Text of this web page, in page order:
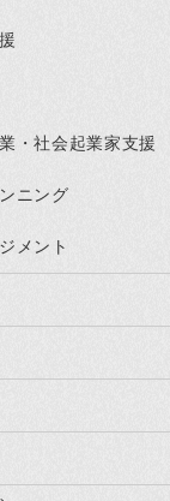
・社会起業家支援
ニング
メント